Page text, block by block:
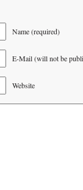
Name (required)
E-Mail (will not be
Website